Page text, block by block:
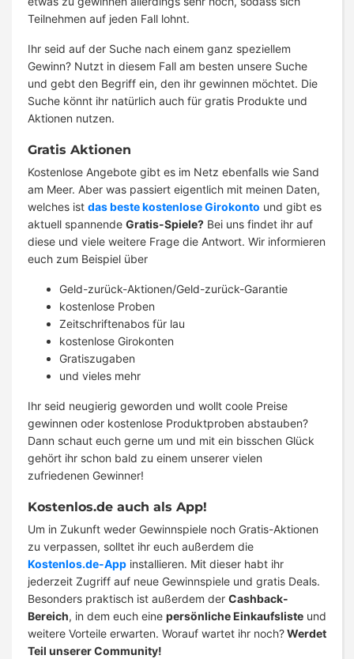
Teilnehmen auf jeden Fall lohnt.
Ihr seid auf der Suche nach einem ganz speziellem
Gewinn? Nutzt in diesem Fall am besten unsere Suche
und gebt den Begriff ein, den ihr gewinnen möchtet. Die
Suche könnt ihr natürlich auch für gratis Produkte und
Aktionen nutzen.
Gratis Aktionen
Kostenlose Angebote gibt es im Netz ebenfalls wie Sand
am Meer. Aber was passiert eigentlich mit meinen Daten,
welches ist das beste kostenlose Girokonto und gibt es
aktuell spannende Gratis-Spiele? Bei uns findet ihr auf
diese und viele weitere Frage die Antwort. Wir informieren
euch zum Beispiel über
Geld-zurück-Aktionen/Geld-zurück-Garantie
kostenlose Proben
Zeitschriftenabos für lau
kostenlose Girokonten
Gratiszugaben
und vieles mehr
Ihr seid neugierig geworden und wollt coole Preise
gewinnen oder kostenlose Produktproben abstauben?
Dann schaut euch gerne um und mit ein bisschen Glück
gehört ihr schon bald zu einem unserer vielen
zufriedenen Gewinner!
Kostenlos.de auch als App!
Um in Zukunft weder Gewinnspiele noch Gratis-Aktionen
zu verpassen, solltet ihr euch außerdem die
Kostenlos.de-App installieren. Mit dieser habt ihr
jederzeit Zugriff auf neue Gewinnspiele und gratis Deals.
Besonders praktisch ist außerdem der Cashback-
Bereich, in dem euch eine persönliche Einkaufsliste und
weitere Vorteile erwarten. Worauf wartet ihr noch?Werdet
Teil unserer Community!